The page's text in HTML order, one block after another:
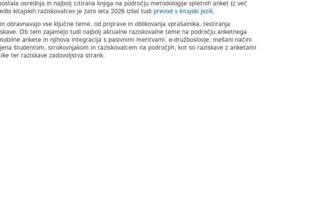
osrednja in najbolj citirana knjiga na področju metodologije spletnih anket (z več
kitajskih raziskovalcev je zato leta 2026 izšel tudi prevod v kitajski jezik.
obravnavajo vse ključne teme, od priprave in oblikovanja vprašalnika, testiranja
Ob tem zajamejo tudi najbolj aktualne raziskovalne teme na področju anketnega
ankete in njihova integracija s pasivnimi meritvami, e-družboslovje, mešani načini
študentom, strokovnjakom in raziskovalcem na področjih, kot so raziskave z anketami
ter raziskave zadovoljstva strank.